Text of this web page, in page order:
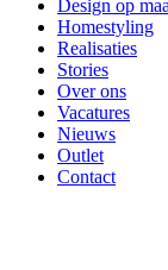
Design op
Homestyling
Realisaties
Stories
Over ons
Vacatures
Nieuws
Outlet
Contact